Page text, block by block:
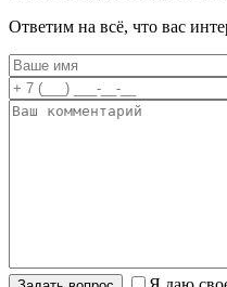
Ответим на всё, что вас